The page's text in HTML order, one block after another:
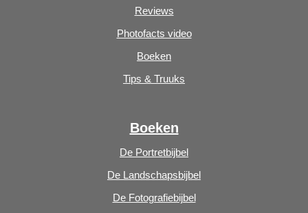
Reviews
Photofacts video
Boeken
Tips & Truuks
Boeken
De Portretbijbel
De Landschapsbijbel
De Fotografiebijbel